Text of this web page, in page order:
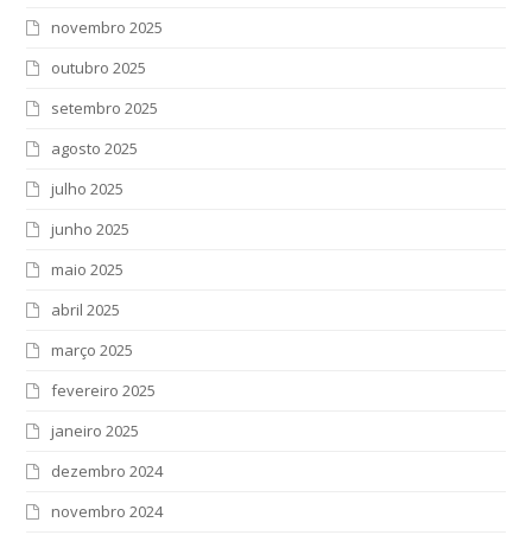
novembro 2025
outubro 2025
setembro 2025
agosto 2025
julho 2025
junho 2025
maio 2025
abril 2025
março 2025
fevereiro 2025
janeiro 2025
dezembro 2024
novembro 2024